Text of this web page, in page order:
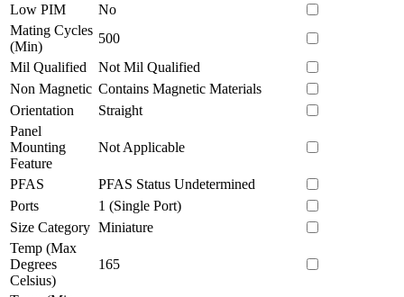
Low PIM
No
Mating Cycles
(Min)
500
Mil Qualified
Not Mil Qualified
Non Magnetic Contains Magnetic Materials
Orientation
Straight
Panel
Mounting
Feature
Not Applicable
PFAS
PFAS Status Undetermined
Ports
1 (Single Port)
Size Category Miniature
Temp (Max
Degrees
Celsius)
165